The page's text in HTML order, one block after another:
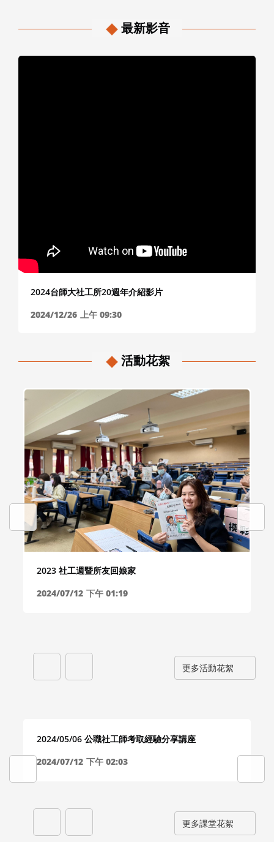
活動花絮
2023 社工週暨所友回娘家
2024/07/12 下午 01:19
更多活動花絮
2024/05/06 公職社工師考取經驗分享講座
2024/07/12 下午 02:03
更多課堂花絮
最新影音
2024台師大社工所20週年介紹影片
2024/12/26 上午 09:30